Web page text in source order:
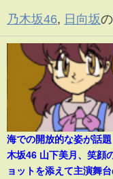
乃木坂46, 日向坂
海での開放的な姿が話
木坂46 山下美月、笑顔
ョットを添えて主演舞